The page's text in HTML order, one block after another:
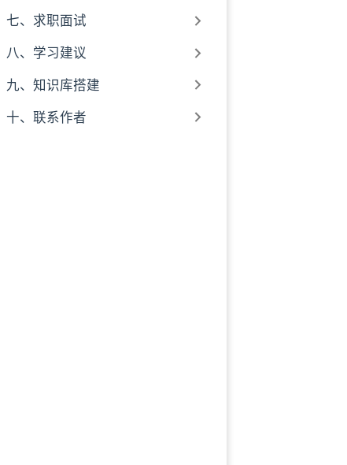
七、求职面试
八、学习建议
九、知识库搭建
十、联系作者